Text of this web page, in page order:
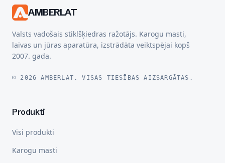
AMBERLAT
Valsts vadošais stiklšķiedras ražotājs. Karogu masti,
laivas un jūras aparatūra, izstrādāta veiktspējai kopš
2007. gada.
© 2026 AMBERLAT. VISAS TIESĪBAS AIZSARGĀTAS.
Produkti
Visi produkti
Karogu masti